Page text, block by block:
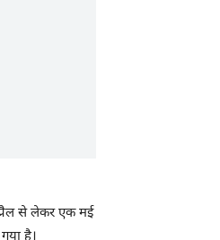
से लेकर एक मई
है।